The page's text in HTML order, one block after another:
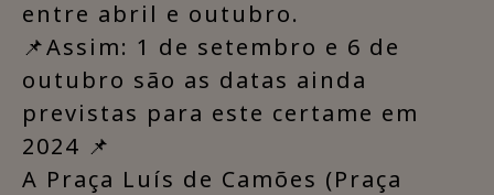
entre abril e outubro.
📌Assim: 1 de setembro e 6 de
outubro são as datas ainda
previstas para este certame em
2024 📌
A Praça Luís de Camões (Praça